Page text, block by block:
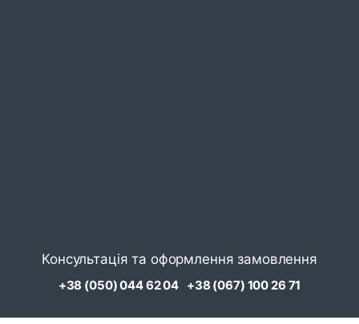
Консультація та оформлення замовлення
+38 (050) 044 62 04 +38 (067) 100 26 71